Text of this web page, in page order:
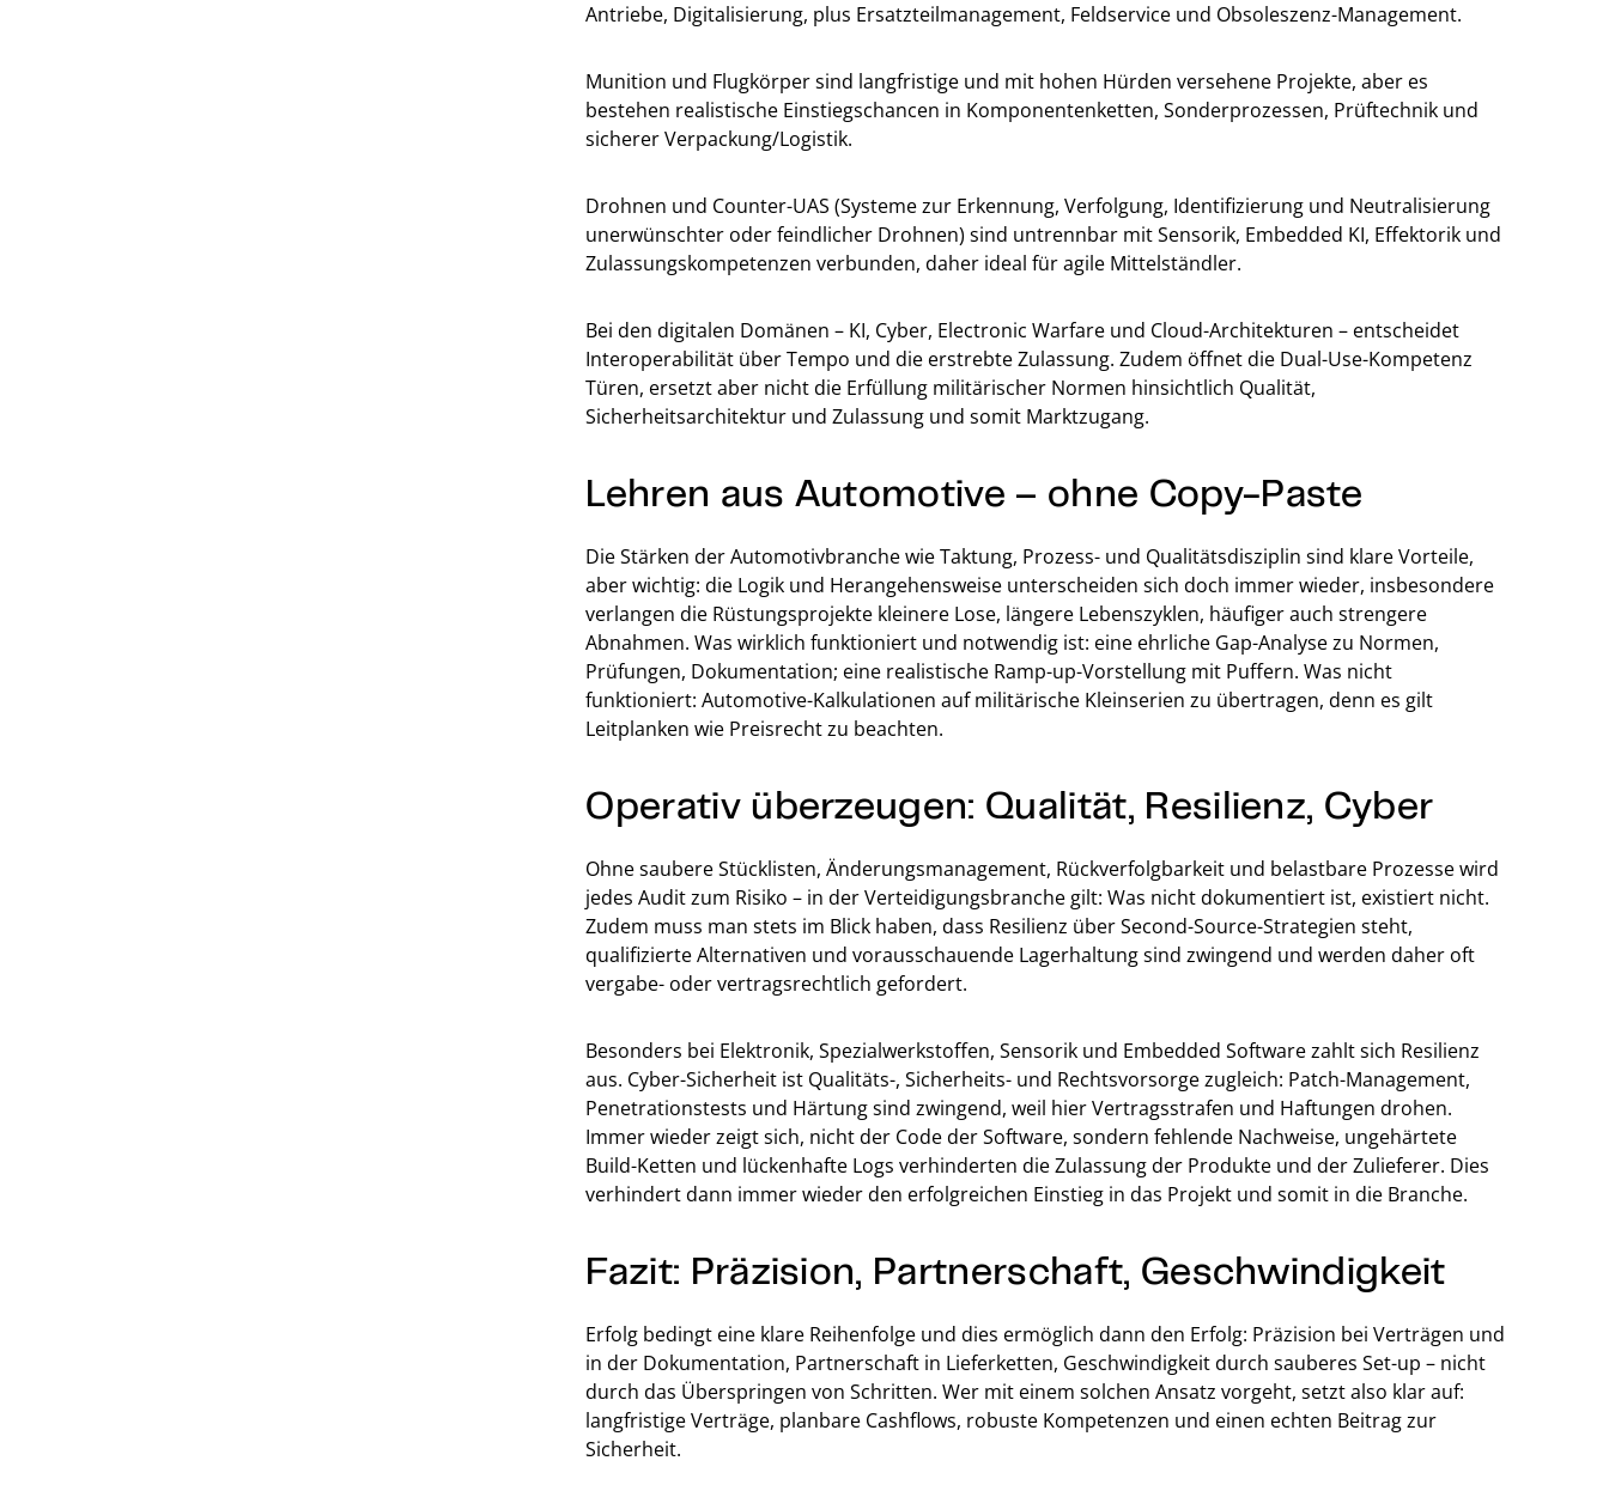
Antriebe, Digitalisierung, plus Ersatzteilmanagement, Feldservice und Obsoleszenz-Management.
Munition und Flugkörper sind langfristige und mit hohen Hürden versehene Projekte, aber es
bestehen realistische Einstiegschancen in Komponentenketten, Sonderprozessen, Prüftechnik und
sicherer Verpackung/Logistik.
Drohnen und Counter-UAS (Systeme zur Erkennung, Verfolgung, Identifizierung und Neutralisierung
unerwünschter oder feindlicher Drohnen) sind untrennbar mit Sensorik, Embedded KI, Effektorik und
Zulassungskompetenzen verbunden, daher ideal für agile Mittelständler.
Bei den digitalen Domänen – KI, Cyber, Electronic Warfare und Cloud-Architekturen – entscheidet
Interoperabilität über Tempo und die erstrebte Zulassung. Zudem öffnet die Dual-Use-Kompetenz
Türen, ersetzt aber nicht die Erfüllung militärischer Normen hinsichtlich Qualität,
Sicherheitsarchitektur und Zulassung und somit Marktzugang.
Lehren aus Automotive – ohne Copy-Paste
Die Stärken der Automotivbranche wie Taktung, Prozess- und Qualitätsdisziplin sind klare Vorteile,
aber wichtig: die Logik und Herangehensweise unterscheiden sich doch immer wieder, insbesondere
verlangen die Rüstungsprojekte kleinere Lose, längere Lebenszyklen, häufiger auch strengere
Abnahmen. Was wirklich funktioniert und notwendig ist: eine ehrliche Gap-Analyse zu Normen,
Prüfungen, Dokumentation; eine realistische Ramp-up-Vorstellung mit Puffern. Was nicht
funktioniert: Automotive-Kalkulationen auf militärische Kleinserien zu übertragen, denn es gilt
Leitplanken wie Preisrecht zu beachten.
Operativ überzeugen: Qualität, Resilienz, Cyber
Ohne saubere Stücklisten, Änderungsmanagement, Rückverfolgbarkeit und belastbare Prozesse wird
jedes Audit zum Risiko – in der Verteidigungsbranche gilt: Was nicht dokumentiert ist, existiert nicht.
Zudem muss man stets im Blick haben, dass Resilienz über Second-Source-Strategien steht,
qualifizierte Alternativen und vorausschauende Lagerhaltung sind zwingend und werden daher oft
vergabe- oder vertragsrechtlich gefordert.
Besonders bei Elektronik, Spezialwerkstoffen, Sensorik und Embedded Software zahlt sich Resilienz
aus. Cyber-Sicherheit ist Qualitäts-, Sicherheits- und Rechtsvorsorge zugleich: Patch-Management,
Penetrationstests und Härtung sind zwingend, weil hier Vertragsstrafen und Haftungen drohen.
Immer wieder zeigt sich, nicht der Code der Software, sondern fehlende Nachweise, ungehärtete
Build-Ketten und lückenhafte Logs verhinderten die Zulassung der Produkte und der Zulieferer. Dies
verhindert dann immer wieder den erfolgreichen Einstieg in das Projekt und somit in die Branche.
Fazit: Präzision, Partnerschaft, Geschwindigkeit
Erfolg bedingt eine klare Reihenfolge und dies ermöglich dann den Erfolg: Präzision bei Verträgen und
in der Dokumentation, Partnerschaft in Lieferketten, Geschwindigkeit durch sauberes Set-up – nicht
durch das Überspringen von Schritten. Wer mit einem solchen Ansatz vorgeht, setzt also klar auf:
langfristige Verträge, planbare Cashflows, robuste Kompetenzen und einen echten Beitrag zur
Sicherheit.